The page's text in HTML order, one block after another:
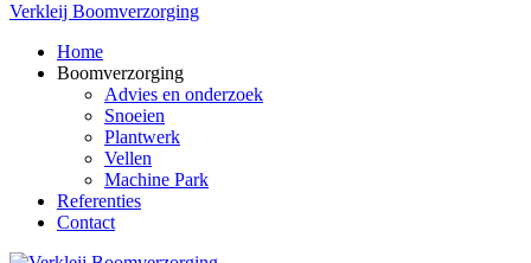
Verkleij Boomverzorging
Home
Boomverzorging
Advies en onderzoek
Snoeien
Plantwerk
Vellen
Machine Park
Referenties
Contact